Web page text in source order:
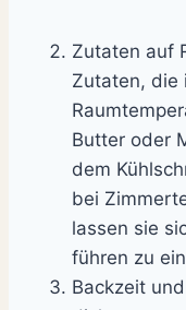
Zutaten auf
Zutaten, die
Butter oder
dem
bei
lassen sie
führen zu
Backzeit